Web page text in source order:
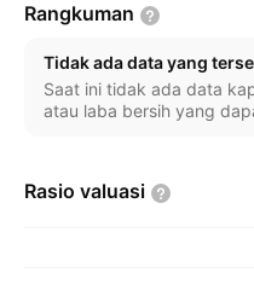
Rangkuman
Tidak ada data yang
Saat ini tidak ada data
atau laba bersih yang
Rasio valuasi